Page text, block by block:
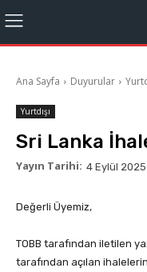
Ana Sayfa Duyurular
Yurtdışı
Sri Lanka
Yayın Tarihi: 4 Eylül 2025
Değerli Üyemiz,
TOBB tarafından iletilen
tarafından açılan